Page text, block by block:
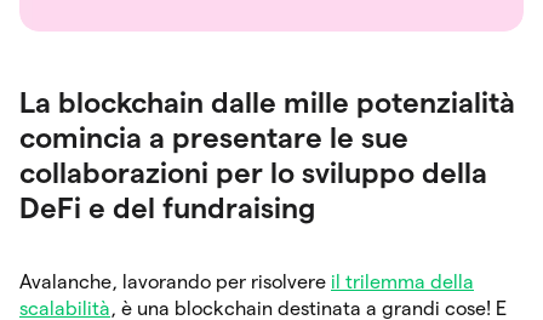
La blockchain dalle mille potenzialità
comincia a presentare le sue
collaborazioni per lo sviluppo della
DeFi e del fundraising
Avalanche, lavorando per risolvere il trilemma della
scalabilità, è una blockchain destinata a grandi cose! E